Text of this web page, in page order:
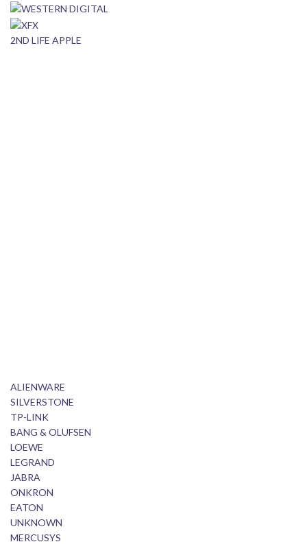
2ND LIFE APPLE
ALIENWARE
SILVERSTONE
TP-LINK
BANG & OLUFSEN
LOEWE
LEGRAND
JABRA
ONKRON
EATON
UNKNOWN
MERCUSYS